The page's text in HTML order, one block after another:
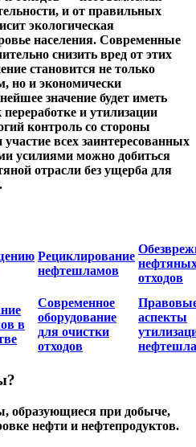
и от правильных
экологическая
населения. Современные
снизить вред от этих
становится не только
но и экономически
значение будет иметь
и утилизации
контроль со стороны
всех заинтересованных
усилиями можно добиться
отрасли без ущерба для
Рециклирование
нефтешламов
отходов
в
Современное
оборудование
для очистки
отходов
аспекты
образующиеся при добыче,
нефти и нефтепродуктов.